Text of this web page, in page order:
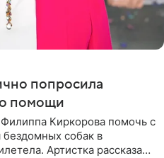
попросила
помощи
Киркорова помочь с
собак в
Артистка рассказала